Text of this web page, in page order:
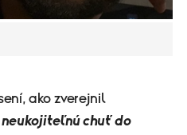
ako zverejnil
neukojiteľnú chuť do